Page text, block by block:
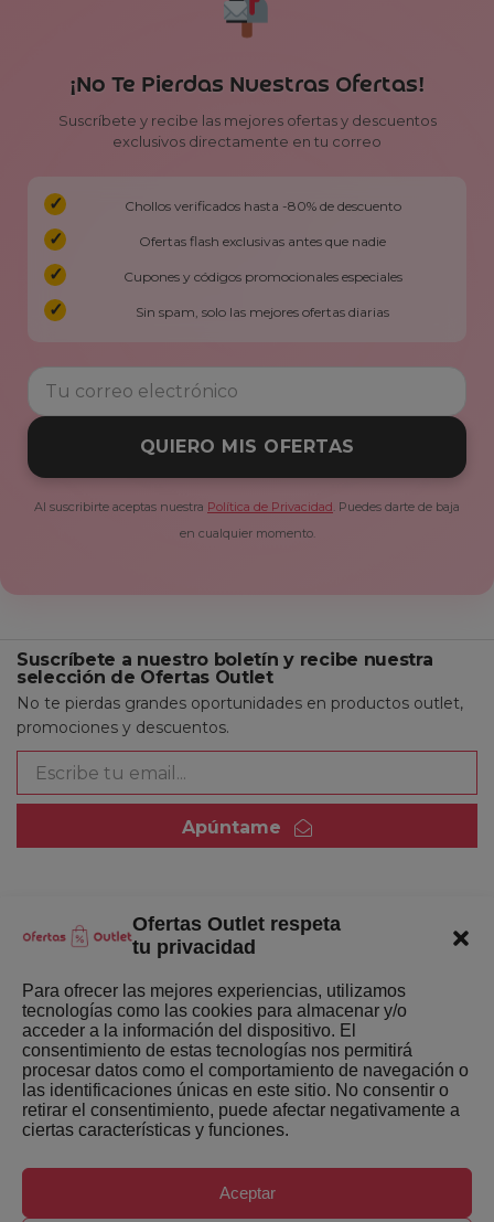
Ofertas Outlet respeta
tu privacidad
Para ofrecer las mejores experiencias, utilizamos
tecnologías como las cookies para almacenar y/o
acceder a la información del dispositivo. El
consentimiento de estas tecnologías nos permitirá
procesar datos como el comportamiento de navegación o
las identificaciones únicas en este sitio. No consentir o
retirar el consentimiento, puede afectar negativamente a
ciertas características y funciones.
Aceptar
¡No Te Pierdas Nuestras Ofertas!
Suscríbete y recibe las mejores ofertas y descuentos
exclusivos directamente en tu correo
Chollos verificados hasta -80% de descuento
Ofertas flash exclusivas antes que nadie
Cupones y códigos promocionales especiales
Sin spam, solo las mejores ofertas diarias
QUIERO MIS OFERTAS
Al suscribirte aceptas nuestra Política de Privacidad. Puedes darte de baja
en cualquier momento.
Suscríbete a nuestro boletín y recibe nuestra
selección de Ofertas Outlet
No te pierdas grandes oportunidades en productos outlet,
promociones y descuentos.
Apúntame
Quienes somos
Últimas Novedades
Mejores ofertas de la semana